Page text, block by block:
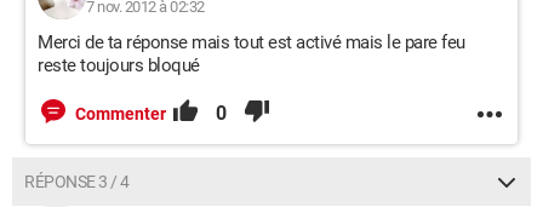
7 nov. 2012 à 02:32
Merci de ta réponse mais tout est activé mais le pare feu
reste toujours bloqué
Commenter 0
RÉPONSE 3 / 4